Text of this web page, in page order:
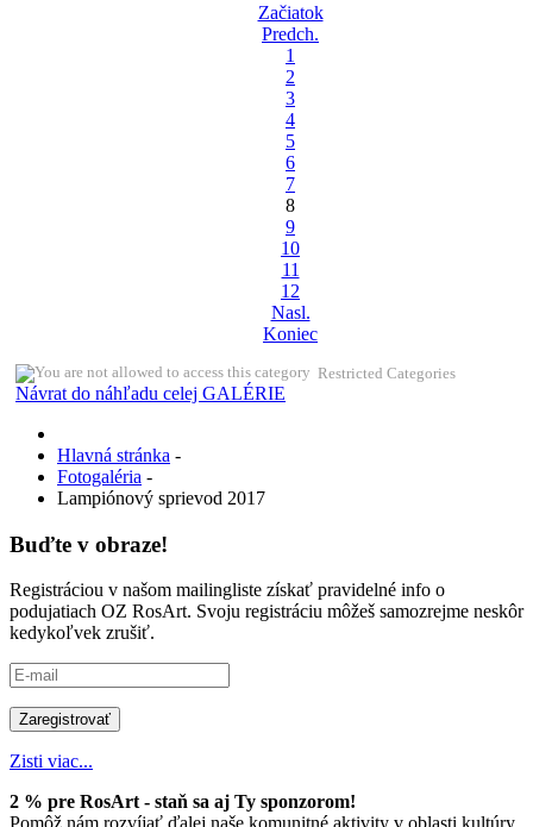
Začiatok
Predch.
1
2
3
4
5
6
7
8
9
10
11
12
Nasl.
Koniec
Restricted Categories
Návrat do náhľadu celej GALÉRIE
Hlavná stránka -
Fotogaléria -
Lampiónový sprievod 2017
Buďte v obraze!
Registráciou v našom mailingliste získať pravidelné info o
podujatiach OZ RosArt. Svoju registráciu môžeš samozrejme neskôr
kedykoľvek zrušiť.
Zisti viac...
2 % pre RosArt - staň sa aj Ty sponzorom!